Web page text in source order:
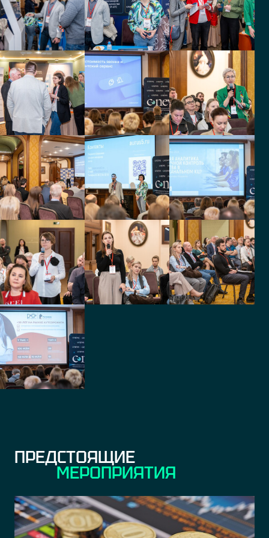
поддержки клиентов
Фирма Техноавиа
Руководитель отдела
информационной
поддержи
Галс-Девелопмент
Процессный аналитик
НАКФФ
CIO
Дорожная сеть
Руководитель службы
поддержки и контроля
качества
Трубная
металлургическая
компания
Ведущий специалист
отдела клиентского
сервиса
Трубная
металлургическая
компания
Начальник управления
НЛМК
Руководитель программы
БЕЛЛА Восток
Руководитель отдела
технической поддержки и
системного
администрирования
Уралсиб Банк
Руководитель направления
по развитию технологий
Водоканал Санкт-
Клиника «Атлас»
центра
Зетта Страхование
НЛМК
Центр хранения
ПРЕДСТОЯЩИЕ
МЕРОПРИЯТИЯ